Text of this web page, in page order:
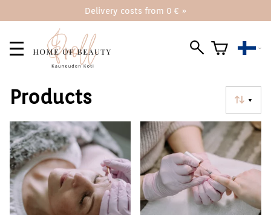
Delivery costs from 0 € »
▼
Products